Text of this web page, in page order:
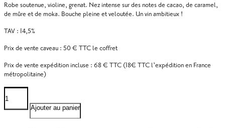
Robe soutenue, violine, grenat. Nez intense sur des notes de cacao, de caramel,
de mûre et de moka. Bouche pleine et veloutée. Un vin ambitieux !
TAV : 14,5%
Prix de vente caveau : 50 € TTC le coffret
Prix de vente expédition incluse : 68 € TTC (18€ TTC l’expédition en France
métropolitaine)
quantité
de
Coffret
Ajouter au panier